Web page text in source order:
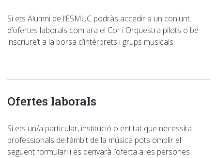
Si ets Alumni de l’ESMUC podràs accedir a un conjunt
d’ofertes laborals com ara el Cor i Orquestra pilots o bé
inscriure’t a la borsa d’intèrprets i grups musicals.
Ofertes laborals
Si ets un/a particular, institució o entitat que necessita
professionals de l’àmbit de la música pots omplir el
següent formulari i es derivarà l’oferta a les persones